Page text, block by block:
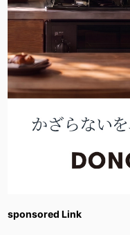
sponsored Link